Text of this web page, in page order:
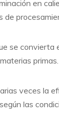
en
de
se convierta
veces la
las